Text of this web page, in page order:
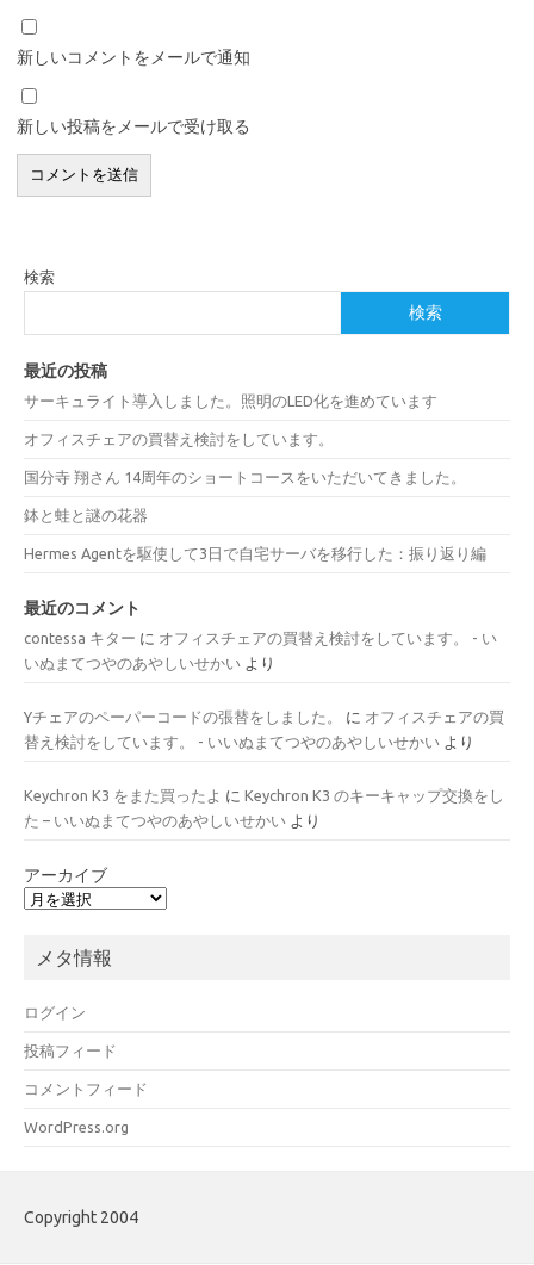
新しいコメントをメールで通知
新しい投稿をメールで受け取る
検索
検索
最近の投稿
サーキュライト導入しました。照明のLED化を進めています
オフィスチェアの買替え検討をしています。
国分寺 翔さん 14周年のショートコースをいただいてきました。
鉢と蛙と謎の花器
Hermes Agentを駆使して3日で自宅サーバを移行した：振り返り編
最近のコメント
contessa キター に オフィスチェアの買替え検討をしています。 - い
いぬまてつやのあやしいせかい より
Yチェアのペーパーコードの張替をしました。 に オフィスチェアの買
替え検討をしています。 - いいぬまてつやのあやしいせかい より
Keychron K3 をまた買ったよ に Keychron K3 のキーキャップ交換をし
た – いいぬまてつやのあやしいせかい より
アーカイブ
メタ情報
ログイン
投稿フィード
コメントフィード
WordPress.org
Copyright 2004